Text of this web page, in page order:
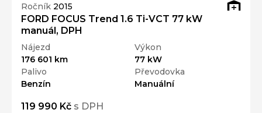
Ročník 2015
FORD FOCUS Trend 1.6 Ti-VCT 77 kW
manuál, DPH
Nájezd
176 601 km
Výkon
77 kW
Palivo
Benzín
Převodovka
Manuální
119 990 Kč s DPH